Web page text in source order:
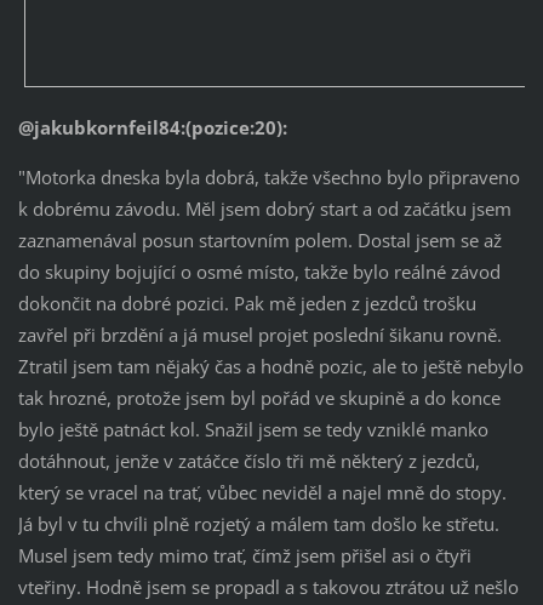
@jakubkornfeil84:(pozice:20):
"Motorka dneska byla dobrá, takže všechno bylo připraveno
k dobrému závodu. Měl jsem dobrý start a od začátku jsem
zaznamenával posun startovním polem. Dostal jsem se až
do skupiny bojující o osmé místo, takže bylo reálné závod
dokončit na dobré pozici. Pak mě jeden z jezdců trošku
zavřel při brzdění a já musel projet poslední šikanu rovně.
Ztratil jsem tam nějaký čas a hodně pozic, ale to ještě nebylo
tak hrozné, protože jsem byl pořád ve skupině a do konce
bylo ještě patnáct kol. Snažil jsem se tedy vzniklé manko
dotáhnout, jenže v zatáčce číslo tři mě některý z jezdců,
který se vracel na trať, vůbec neviděl a najel mně do stopy.
Já byl v tu chvíli plně rozjetý a málem tam došlo ke střetu.
Musel jsem tedy mimo trať, čímž jsem přišel asi o čtyři
vteřiny. Hodně jsem se propadl a s takovou ztrátou už nešlo